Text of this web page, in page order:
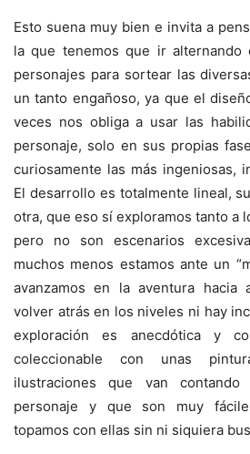
Esto suena muy bien e invita a
la que tenemos que ir
personajes para sortear las
un tanto engañoso, ya que el
veces nos obliga a usar las
personaje, solo en sus propias
curiosamente las más ingeniosas,
El desarrollo es totalmente lineal,
otra, que eso sí exploramos tanto a
pero no son escenarios
muchos menos estamos ante un
avanzamos en la aventura hacia
volver atrás en los niveles ni hay
exploración es anecdótica y
coleccionable con unas
ilustraciones que van
personaje y que son muy
topamos con ellas sin ni siquiera